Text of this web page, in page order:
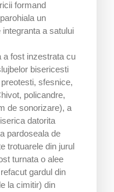
formand
un
a satului
a fost inzestrata cu
bisericesti
sfesnice,
policandre,
de sonorizare), a
datorita
pardoseala de
trotuarele din jurul
turnata o alee
gardul din
la cimitir) din